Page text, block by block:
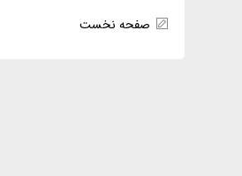
صفحه نخست